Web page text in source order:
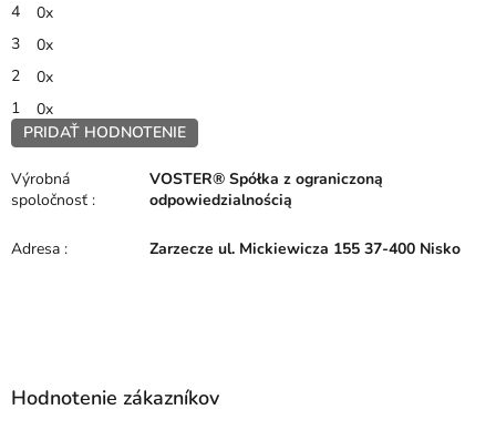
4
0x
3
0x
2
0x
1
0x
PRIDAŤ HODNOTENIE
V
ý
p
s
h
e
n
Výrobná
spoločnosť :
VOSTER® Spółka z ograniczoną
odpowiedzialnością
Adresa : Zarzecze ul. Mickiewicza 155 37-400 Nisko
Hodnotenie zákazníkov